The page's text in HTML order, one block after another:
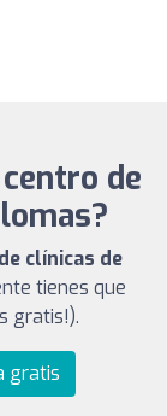
de
clínicas de
tienes que
gratis!).
gratis